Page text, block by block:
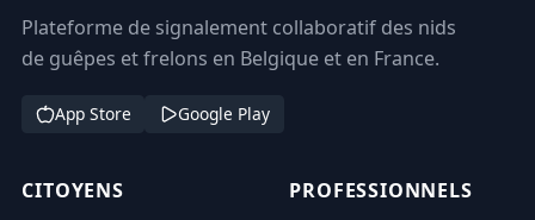
Plateforme de signalement collaboratif des nids
de guêpes et frelons en Belgique et en France.
App Store Google Play
CITOYENS
PROFESSIONNELS